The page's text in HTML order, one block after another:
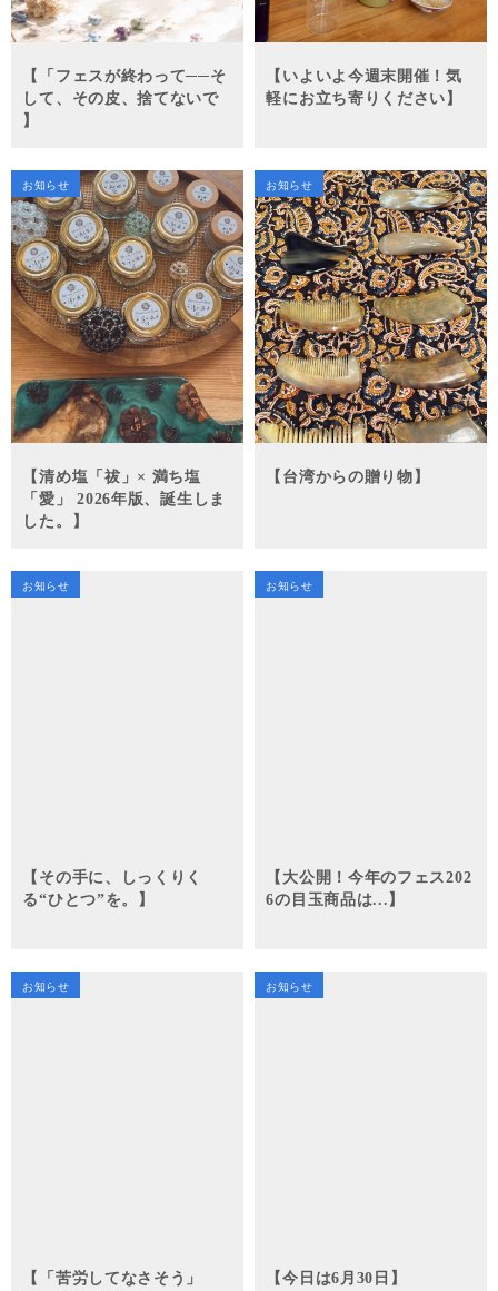
【「フェスが終わって──そ
して、その皮、捨てないで
】
【いよいよ今週末開催！気
軽にお立ち寄りください】
お知らせ
【清め塩「祓」× 満ち塩
「愛」 2026年版、誕生しま
した。】
お知らせ
【台湾からの贈り物】
お知らせ
【その手に、しっくりく
る“ひとつ”を。】
お知らせ
【大公開！今年のフェス202
6の目玉商品は...】
お知らせ
【「苦労してなさそう」
お知らせ
【今日は6月30日】